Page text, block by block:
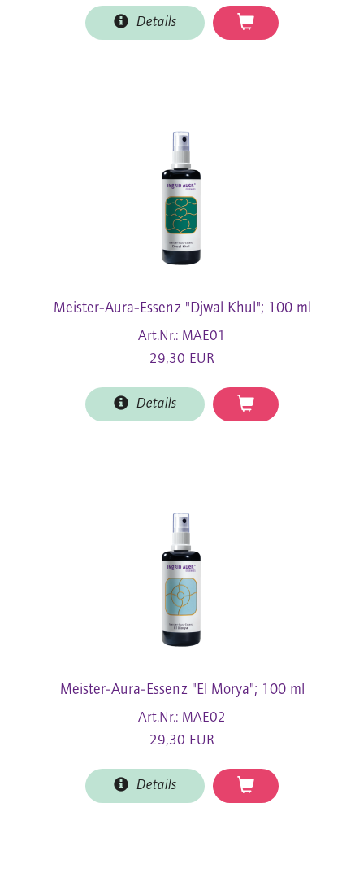
Details
Meister-Aura-Essenz "Djwal Khul"; 100 ml
Art.Nr.: MAE01
29,30 EUR
Details
Meister-Aura-Essenz "El Morya"; 100 ml
Art.Nr.: MAE02
29,30 EUR
Details